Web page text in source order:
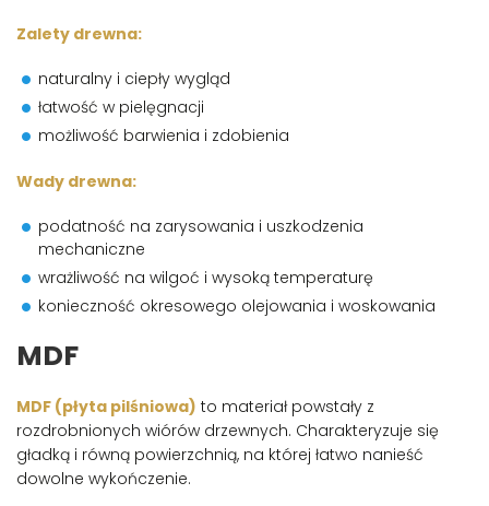
Zalety drewna:
naturalny i ciepły wygląd
łatwość w pielęgnacji
możliwość barwienia i zdobienia
Wady drewna:
podatność na zarysowania i uszkodzenia
mechaniczne
wrażliwość na wilgoć i wysoką temperaturę
konieczność okresowego olejowania i woskowania
MDF
MDF (płyta pilśniowa) to materiał powstały z
rozdrobnionych wiórów drzewnych. Charakteryzuje się
gładką i równą powierzchnią, na której łatwo nanieść
dowolne wykończenie.